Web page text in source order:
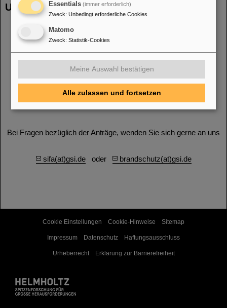
Unterweisungsmaterial
F17 Checkliste Gefahren und Sicherheitsmaßnahmen
ergänzend zur Gefährdungsbeurteilung
Sammelstellen im Alarmfall an der GSI
Brandschutzordnung Teil A-
(english)
Brandschutzordnung Teil B-
(english)
Meldediagramm für Notfälle
Bei Fragen bezüglich der Anträge, wenden Sie sich gerne an uns
sifa(at)gsi.deoder brandschutz(at)gsi.de
Cookie Einstellungen Cookie-Hinweise Sitemap
Impressum Datenschutz Haftungsausschluss
Urheberrecht Erklärung zur Barrierefreiheit
Essentials (immer erforderlich)
Zweck: Unbedingt erforderliche Cookies
Matomo
Zweck: Statistik-Cookies
Meine Auswahl bestätigen
Alle zulassen und fortsetzen